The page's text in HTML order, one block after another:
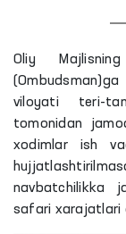
Oliy
viloyati teri-
tomonidan
xodimlar ish
navbatchilikka
safari xarajatlari